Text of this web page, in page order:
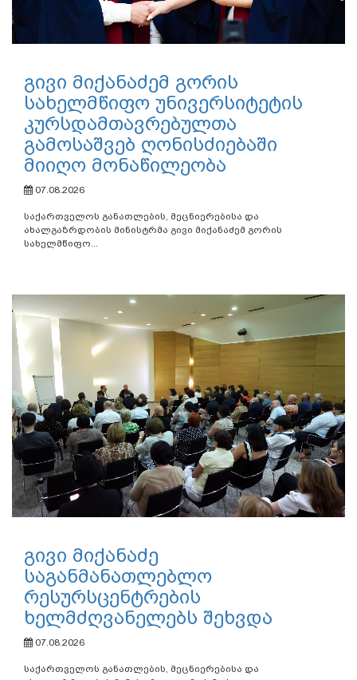
გივი მიქანაძემ გორის
სახელმწიფო უნივერსიტეტის
კურსდამთავრებულთა
გამოსაშვებ ღონისძიებაში
მიიღო მონაწილეობა
07.08.2026
საქართველოს განათლების, მეცნიერებისა და
ახალგაზრდობის მინისტრმა გივი მიქანაძემ გორის
სახელმწიფო...
გივი მიქანაძე
საგანმანათლებლო
რესურსცენტრების
ხელმძღვანელებს შეხვდა
07.08.2026
საქართველოს განათლების, მეცნიერებისა და